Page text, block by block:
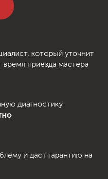
который уточнит
время приезда мастера
диагностику
и даст гарантию на